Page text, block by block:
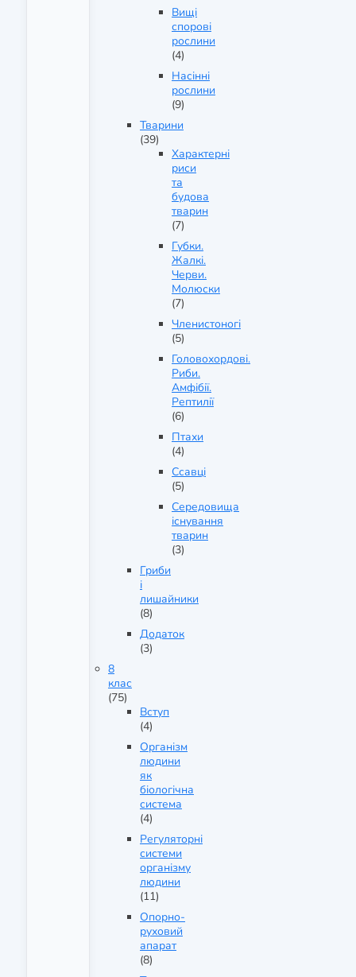
Вищі
спорові
рослини
(4)
Насінні
рослини
(9)
Тварини
(39)
Характерні
риси
та
будова
тварин
(7)
Губки.
Жалкі.
Черви.
Молюски
(7)
Членистоногі
(5)
Головохордові.
Риби.
Амфібії.
Рептилії
(6)
Птахи
(4)
Ссавці
(5)
Середовища
існування
тварин
(3)
Гриби
і
лишайники
(8)
Додаток
(3)
8
клас
(75)
Вступ
(4)
Організм
людини
як
біологічна
система
(4)
Регуляторні
системи
організму
людини
(11)
Опорно-
руховий
апарат
(8)